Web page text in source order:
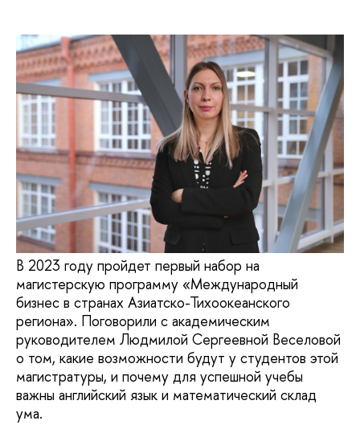
В 2023 году пройдет первый набор на
магистерскую программу «Международный
бизнес в странах Азиатско-Тихоокеанского
региона». Поговорили с академическим
руководителем Людмилой Сергеевной Веселовой
о том, какие возможности будут у студентов этой
магистратуры, и почему для успешной учебы
важны английский язык и математический склад
ума.